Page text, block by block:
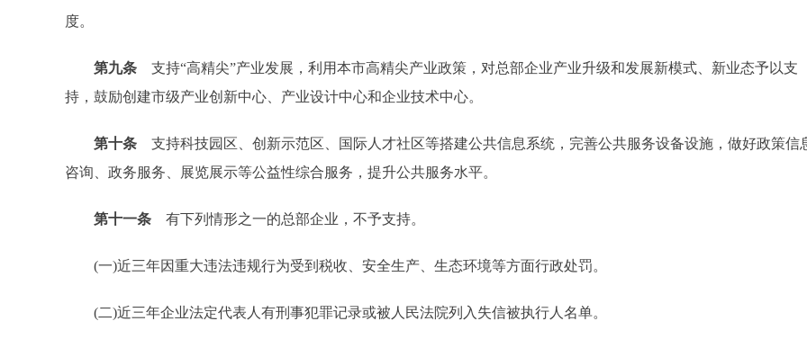
度。
第九条 支持“高精尖”产业发展，利用本市高精尖产业政策，对总部企业产业升级和发展新模式、新业态予以支
持，鼓励创建市级产业创新中心、产业设计中心和企业技术中心。
第十条 支持科技园区、创新示范区、国际人才社区等搭建公共信息系统，完善公共服务设备设施，做好政策信
咨询、政务服务、展览展示等公益性综合服务，提升公共服务水平。
第十一条 有下列情形之一的总部企业，不予支持。
(一)近三年因重大违法违规行为受到税收、安全生产、生态环境等方面行政处罚。
(二)近三年企业法定代表人有刑事犯罪记录或被人民法院列入失信被执行人名单。